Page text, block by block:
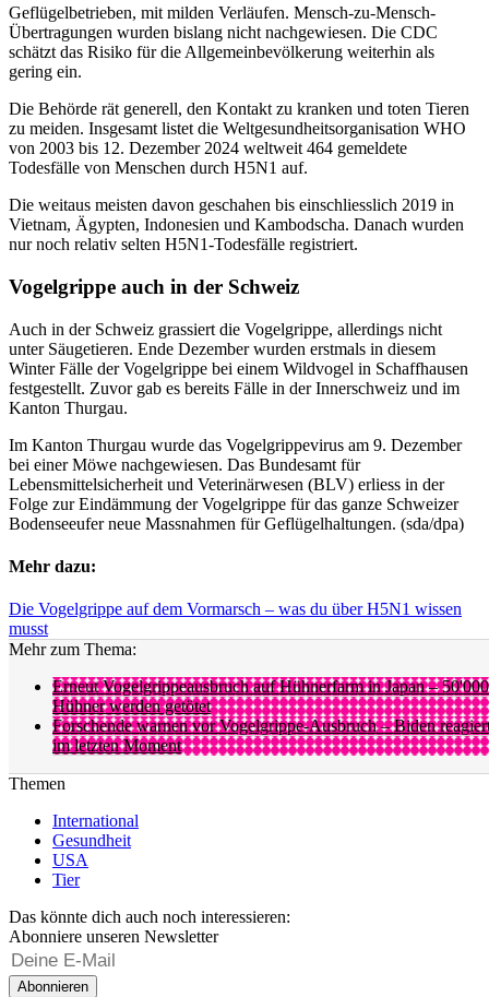
Geflügelbetrieben, mit milden Verläufen. Mensch-zu-Mensch-
Übertragungen wurden bislang nicht nachgewiesen. Die CDC
schätzt das Risiko für die Allgemeinbevölkerung weiterhin als
gering ein.
Die Behörde rät generell, den Kontakt zu kranken und toten Tieren
zu meiden. Insgesamt listet die Weltgesundheitsorganisation WHO
von 2003 bis 12. Dezember 2024 weltweit 464 gemeldete
Todesfälle von Menschen durch H5N1 auf.
Die weitaus meisten davon geschahen bis einschliesslich 2019 in
Vietnam, Ägypten, Indonesien und Kambodscha. Danach wurden
nur noch relativ selten H5N1-Todesfälle registriert.
Vogelgrippe auch in der Schweiz
Auch in der Schweiz grassiert die Vogelgrippe, allerdings nicht
unter Säugetieren. Ende Dezember wurden erstmals in diesem
Winter Fälle der Vogelgrippe bei einem Wildvogel in Schaffhausen
festgestellt. Zuvor gab es bereits Fälle in der Innerschweiz und im
Kanton Thurgau.
Im Kanton Thurgau wurde das Vogelgrippevirus am 9. Dezember
bei einer Möwe nachgewiesen. Das Bundesamt für
Lebensmittelsicherheit und Veterinärwesen (BLV) erliess in der
Folge zur Eindämmung der Vogelgrippe für das ganze Schweizer
Bodenseeufer neue Massnahmen für Geflügelhaltungen. (sda/dpa)
Mehr dazu:
Die Vogelgrippe auf dem Vormarsch – was du über H5N1 wissen
musst
Mehr zum Thema:
Erneut Vogelgrippeausbruch auf Hühnerfarm in Japan – 50'000
Hühner werden getötet
Forschende warnen vor Vogelgrippe-Ausbruch – Biden
im letzten Moment
Themen
International
Gesundheit
USA
Tier
Das könnte dich auch noch interessieren:
Abonniere unseren Newsletter
Abonnieren